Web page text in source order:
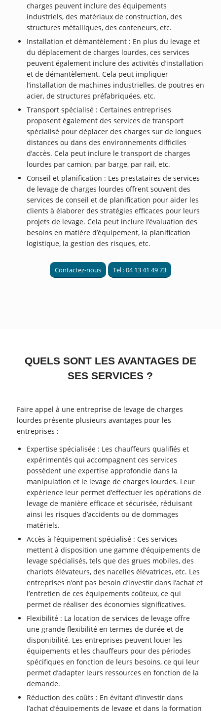
charges peuvent inclure des équipements
industriels, des matériaux de construction, des
structures métalliques, des conteneurs, etc.
Installation et démantèlement : En plus du levage et
du déplacement de charges lourdes, ces services
peuvent également inclure des activités d’installation
et de démantèlement. Cela peut impliquer
l’installation de machines industrielles, de poutres en
acier, de structures préfabriquées, etc.
Transport spécialisé : Certaines entreprises
proposent également des services de transport
spécialisé pour déplacer des charges sur de longues
distances ou dans des environnements difficiles
d’accès. Cela peut inclure le transport de charges
lourdes par camion, par barge, par rail, etc.
Conseil et planification : Les prestataires de services
de levage de charges lourdes offrent souvent des
services de conseil et de planification pour aider les
clients à élaborer des stratégies efficaces pour leurs
projets de levage. Cela peut inclure l’évaluation des
besoins en matière d’équipement, la planification
logistique, la gestion des risques, etc.
Contactez-nous Tel : 04 13 41 49 73
QUELS SONT LES AVANTAGES DE
SES SERVICES ?
Faire appel à une entreprise de levage de charges
lourdes présente plusieurs avantages pour les
entreprises :
Expertise spécialisée : Les chauffeurs qualifiés et
expérimentés qui accompagnent ces services
possèdent une expertise approfondie dans la
manipulation et le levage de charges lourdes. Leur
expérience leur permet d’effectuer les opérations de
levage de manière efficace et sécurisée, réduisant
ainsi les risques d’accidents ou de dommages
matériels.
Accès à l’équipement spécialisé : Ces services
mettent à disposition une gamme d’équipements de
levage spécialisés, tels que des grues mobiles, des
chariots élévateurs, des nacelles élévatrices, etc. Les
entreprises n’ont pas besoin d’investir dans l’achat et
l’entretien de ces équipements coûteux, ce qui
permet de réaliser des économies significatives.
Flexibilité : La location de services de levage offre
une grande flexibilité en termes de durée et de
disponibilité. Les entreprises peuvent louer les
équipements et les chauffeurs pour des périodes
spécifiques en fonction de leurs besoins, ce qui leur
permet d’adapter leurs ressources en fonction de la
demande.
Réduction des coûts : En évitant d’investir dans
l’achat d’équipements de levage et dans la formation